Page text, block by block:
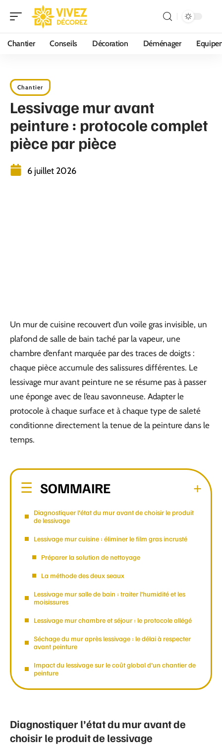
Chantier Conseils Décoration Déménager
Chantier
Lessivage mur avant
peinture : protocole complet
pièce par pièce
6 juillet 2026
Un mur de cuisine recouvert d’un voile gras invisible, un
plafond de salle de bain taché par la vapeur, une
chambre d’enfant marquée par des traces de doigts :
chaque pièce accumule des salissures différentes. Le
lessivage mur avant peinture ne se résume pas à passer
une éponge avec de l’eau savonneuse. Adapter le
protocole à chaque surface et à chaque type de saleté
conditionne directement la tenue de la peinture dans le
temps.
SOMMAIRE
Diagnostiquer l’état du mur avant de choisir le produit
de lessivage
Lessivage mur cuisine : éliminer le film gras incrusté
Préparer la solution de nettoyage
La méthode des deux seaux
Lessivage mur salle de bain : traiter l’humidité et les
moisissures
Lessivage mur chambre et séjour : le protocole allégé
Séchage du mur après lessivage : le délai à respecter
avant peinture
Impact du lessivage sur le coût global d’un chantier de
peinture
Diagnostiquer l’état du mur avant de
choisir le produit de lessivage